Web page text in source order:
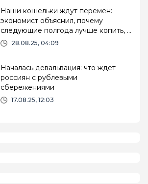
Наши кошельки ждут перемен:
экономист объяснил, почему
следующие полгода лучше копить, а
не тратить
28.08.25, 04:09
Началась девальвация: что ждет
россиян с рублевыми
сбережениями
17.08.25, 12:03